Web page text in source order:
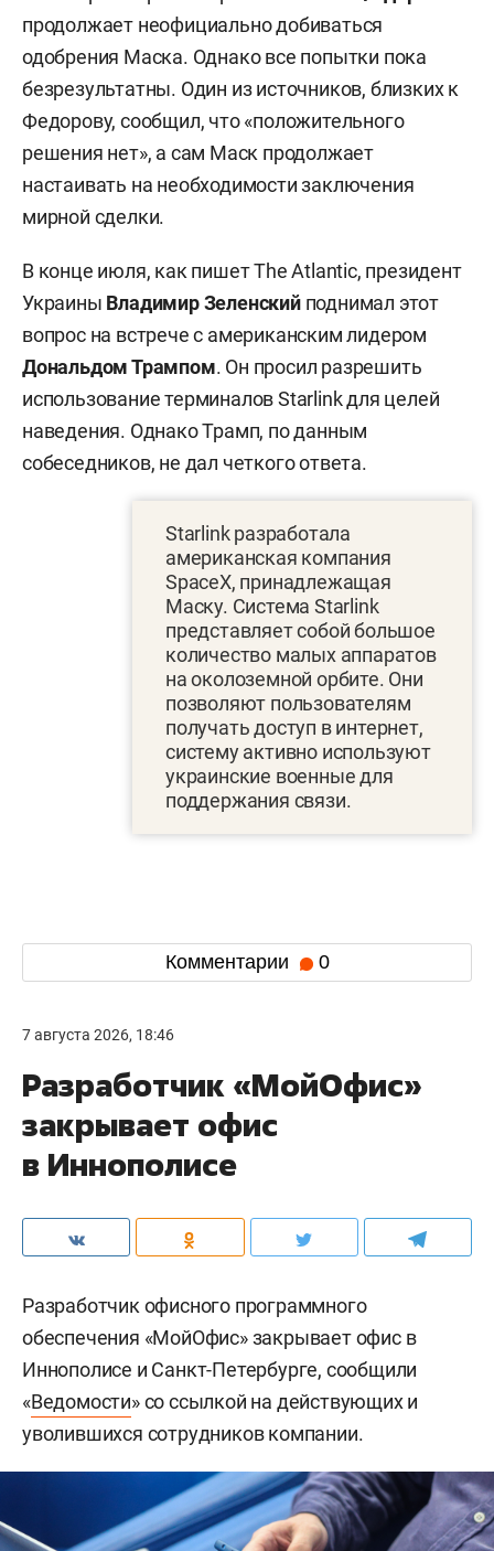
продолжает неофициально добиваться
одобрения Маска. Однако все попытки пока
безрезультатны. Один из источников, близких к
Федорову, сообщил, что «положительного
решения нет», а сам Маск продолжает
настаивать на необходимости заключения
мирной сделки.
В конце июля, как пишет The Atlantic, президент
Украины Владимир Зеленскийподнимал этот
вопрос на встрече с американским лидером
Дональдом Трампом. Он просил разрешить
использование терминалов Starlink для целей
наведения. Однако Трамп, по данным
собеседников, не дал четкого ответа.
Starlink разработала
американская компания
SpaceX, принадлежащая
Маску. Система Starlink
представляет собой большое
количество малых аппаратов
на околоземной орбите. Они
позволяют пользователям
получать доступ в интернет,
систему активно используют
украинские военные для
поддержания связи.
Комментарии 0
7 августа 2026, 18:46
Разработчик «МойОфис»
закрывает офис
в Иннополисе
Разработчик офисного программного
обеспечения «МойОфис» закрывает офис в
Иннополисе и Санкт-Петербурге, сообщили
«Ведомости» со ссылкой на действующих и
уволившихся сотрудников компании.